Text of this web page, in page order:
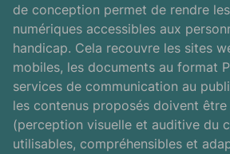
de conception permet de rendre
numériques accessibles aux
handicap. Cela recouvre les sites
mobiles, les documents au format
services de communication au
les contenus proposés doivent
(perception visuelle et auditive du
utilisables, compréhensibles et